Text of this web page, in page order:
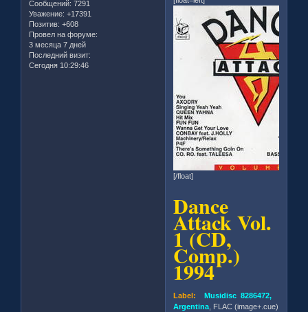
Сообщений: 7291
Уважение: +17391
Позитив: +608
Провел на форуме:
3 месяца 7 дней
Последний визит:
Сегодня 10:29:46
[/float]
Dance
Attack Vol.
1 (CD,
Comp.)
1994
Label: Musidisc 8286472,
Argentina , FLAC (image+.cue)